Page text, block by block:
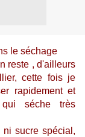
le séchage
reste , d'ailleurs
cette fois je
rapidement et
séche très
sucre spécial,